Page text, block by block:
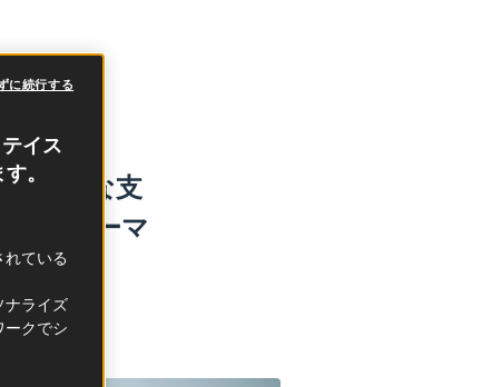
神的な支
そのローマ
イス
。
ている
ナライズ
ークでシ
に続行する